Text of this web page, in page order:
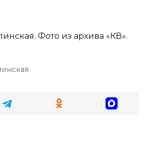
Фото из архива «КВ».